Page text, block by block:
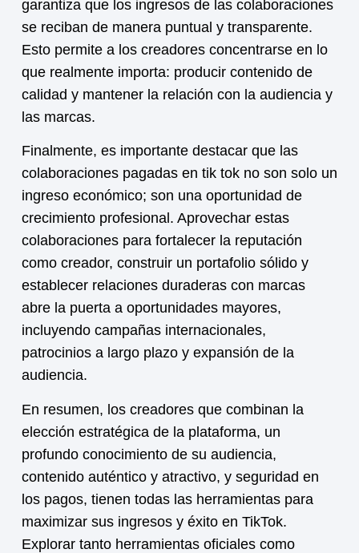
garantiza que los ingresos de las colaboraciones
se reciban de manera puntual y transparente.
Esto permite a los creadores concentrarse en lo
que realmente importa: producir contenido de
calidad y mantener la relación con la audiencia y
las marcas.
Finalmente, es importante destacar que las
colaboraciones pagadas en tik tokno son solo un
ingreso económico; son una oportunidad de
crecimiento profesional. Aprovechar estas
colaboraciones para fortalecer la reputación
como creador, construir un portafolio sólido y
establecer relaciones duraderas con marcas
abre la puerta a oportunidades mayores,
incluyendo campañas internacionales,
patrocinios a largo plazo y expansión de la
audiencia.
En resumen, los creadores que combinan la
elección estratégica de la plataforma, un
profundo conocimiento de su audiencia,
contenido auténtico y atractivo, y seguridad en
los pagos, tienen todas las herramientas para
maximizar sus ingresos y éxito en TikTok.
Explorar tanto herramientas oficiales como